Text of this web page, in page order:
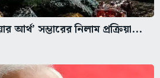
আর্থ’ সম্ভারের নিলাম প্রক্রিয়া...